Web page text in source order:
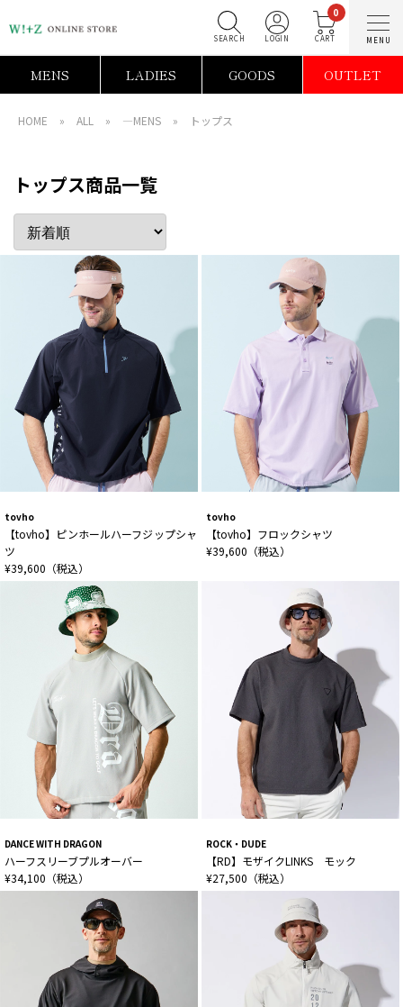
0
MENS LADIES GOODS OUTLET
HOME » ALL » ―MENS » トップス
トップス商品一覧
tovho
【tovho】ピンホールハーフジップシャ
ツ
¥39,600（税込）
tovho
【tovho】フロックシャツ
¥39,600（税込）
DANCE WITH DRAGON
ハーフスリーブプルオーバー
¥34,100（税込）
ROCK・DUDE
【RD】モザイクLINKS モック
¥27,500（税込）